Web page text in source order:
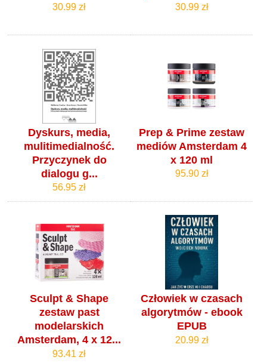
30.99 zł 30.99 zł
Dyskurs, media,
mulitimedialność.
Przyczynek do
dialogu g...
56.95 zł
Prep & Prime zestaw
mediów Amsterdam 4
x 120 ml
95.90 zł
Sculpt & Shape
zestaw past
modelarskich
Amsterdam, 4 x 12...
93.41 zł
Człowiek w czasach
algorytmów - ebook
EPUB
20.99 zł